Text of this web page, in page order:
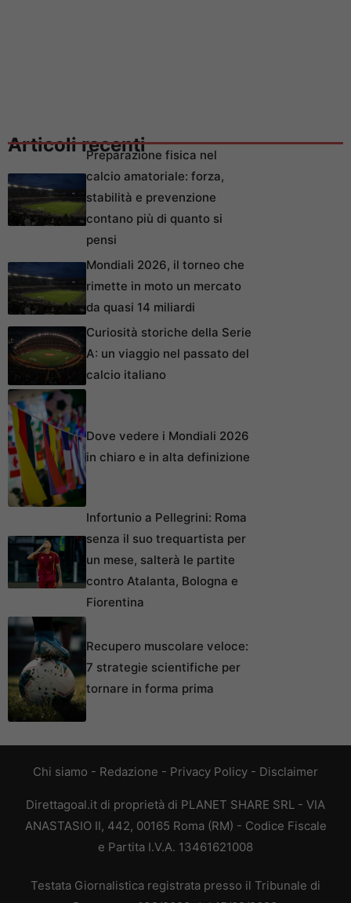
Articoli recentiPreparazione fisica nel
calcio amatoriale: forza,
stabilità e prevenzione
contano più di quanto si
pensi
Mondiali 2026, il torneo che
rimette in moto un mercato
da quasi 14 miliardi
Curiosità storiche della Serie
A: un viaggio nel passato del
calcio italiano
Dove vedere i Mondiali 2026
in chiaro e in alta definizione
Infortunio a Pellegrini: Roma
senza il suo trequartista per
un mese, salterà le partite
contro Atalanta, Bologna e
Fiorentina
Recupero muscolare veloce:
7 strategie scientifiche per
tornare in forma prima
Chi siamo - Redazione - Privacy Policy - Disclaimer
Direttagoal.it di proprietà di PLANET SHARE SRL - VIA
ANASTASIO II, 442, 00165 Roma (RM) - Codice Fiscale
e Partita I.V.A. 13461621008
Testata Giornalistica registrata presso il Tribunale di